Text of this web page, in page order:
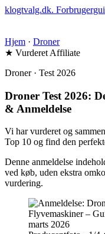
klogtvalg.dk.
Hjem · Droner
★ Vurderet Affiliate
Droner · Test 2026
Droner Test 2026:
& Anmeldelse
Vi har vurderet og
Top 10 og find den
Denne anmeldelse
ved køb, uden ekstra
vurdering.